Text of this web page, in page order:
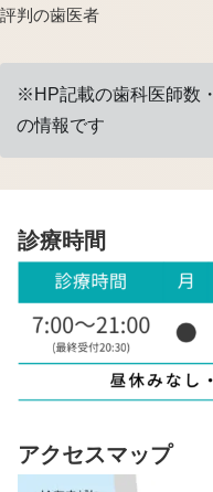
評判の歯医者
※HP記載の歯科医師数
の情報です
診療時間
アクセスマップ